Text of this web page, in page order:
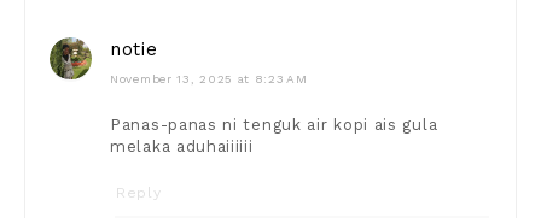
notie
November 13, 2025 at 8:23 AM
Panas-panas ni tenguk air kopi ais gula
melaka aduhaiiiiii
Reply